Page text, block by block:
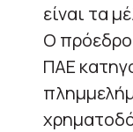
είναι τα
Ο
ΠΑΕ